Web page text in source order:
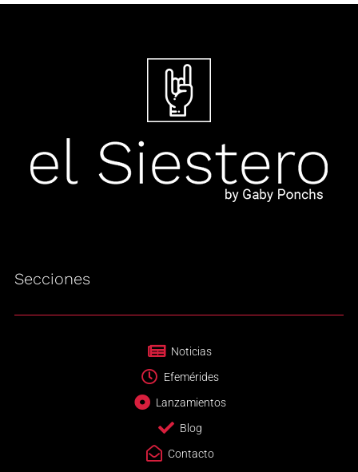
Secciones
Noticias
Efemérides
Lanzamientos
Blog
Contacto